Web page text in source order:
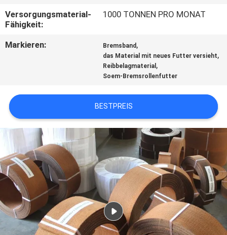
VERBINDUNG
FORDERN
SITEMAP
PRIVACY
POLICY
Versorgungsmaterial-
Fähigkeit:
1000 TONNEN PRO MONAT
Markieren: Bremsband ,
das Material mit neues Futter versieht,
Reibbelagmaterial ,
Soem-Bremsrollenfutter
BESTPREIS